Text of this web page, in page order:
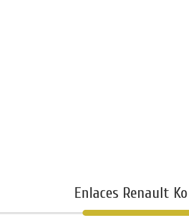
Enlaces Renault